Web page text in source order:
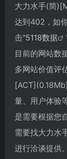
大力水手(简
达到402，如
击"5118数据
目前的网站数
多网站价值评
量、用户体验
是需要根据您
需要找大力水
进行洽谈提供